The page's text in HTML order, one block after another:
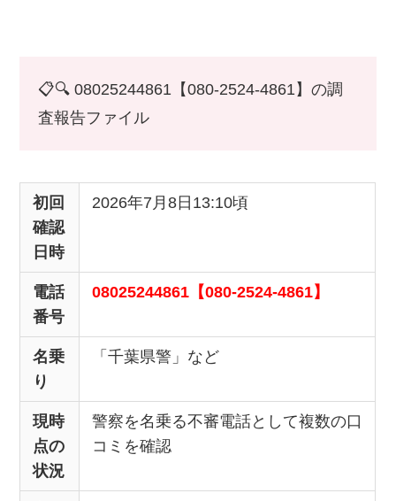
📋🔍 08025244861【080-2524-4861】の調
査報告ファイル
初回
確認
日時
2026年7月8日13:10頃
電話
番号
08025244861【080-2524-4861】
名乗
り
「千葉県警」など
現時
点の
状況
警察を名乗る不審電話として複数の口
コミを確認